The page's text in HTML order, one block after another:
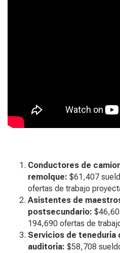
Conductores de
remolque: $61,407
ofertas de trabajo
Asistentes de
postsecundario:
194,690 ofertas de
Servicios de teneduría
auditoría: $58,708